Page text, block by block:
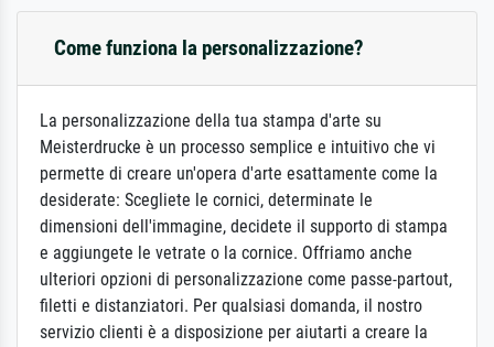
Come funziona la personalizzazione?
La personalizzazione della tua stampa d'arte su
Meisterdrucke è un processo semplice e intuitivo che vi
permette di creare un'opera d'arte esattamente come la
desiderate: Scegliete le cornici, determinate le
dimensioni dell'immagine, decidete il supporto di stampa
e aggiungete le vetrate o la cornice. Offriamo anche
ulteriori opzioni di personalizzazione come passe-partout,
filetti e distanziatori. Per qualsiasi domanda, il nostro
servizio clienti è a disposizione per aiutarti a creare la